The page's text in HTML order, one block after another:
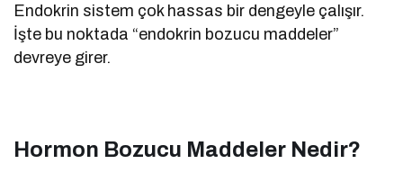
Endokrin sistem çok hassas bir dengeyle çalışır.
İşte bu noktada “endokrin bozucu maddeler”
devreye girer.
Hormon Bozucu Maddeler Nedir?